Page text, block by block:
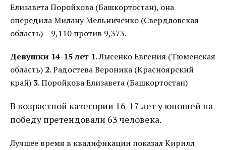
Елизавета Поройкова (Башкортостан), она
опередила Милану Мельниченко (Свердловская
область) – 9,110 против 9,373.
Девушки 14-15 лет 1. Лысенко Евгения (Тюменская
область) 2. Радостева Вероника (Красноярский
край) 3. Поройкова Елизавета (Башкортостан)
В возрастной категории 16-17 лет у юношей на
победу претендовали 63 человека.
Лучшее время в квалификации показал Кирилл